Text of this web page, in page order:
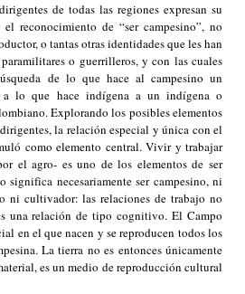
de todas las regiones expresan su
reconocimiento de “ser campesino”, no
o tantas otras identidades que les han
o guerrilleros, y con las cuales
de lo que hace al campesino un
a lo que hace indígena a un indígena o
Explorando los posibles elementos
la relación especial y única con el
como elemento central. Vivir y trabajar
el agro- es uno de los elementos de ser
significa necesariamente ser campesino, ni
ni cultivador: las relaciones de trabajo no
una relación de tipo cognitivo. El Campo
en el que nacen y se reproducen todos los
La tierra no es entonces únicamente
es un medio de reproducción cultural